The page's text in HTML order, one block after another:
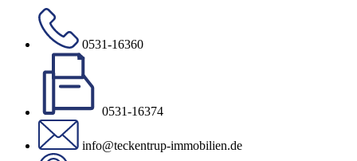
0531-16360
0531-16374
info@teckentrup-immobilien.de